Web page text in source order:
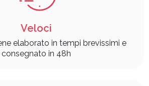
Veloci
elaborato in tempi brevissimi e
consegnato in 48h